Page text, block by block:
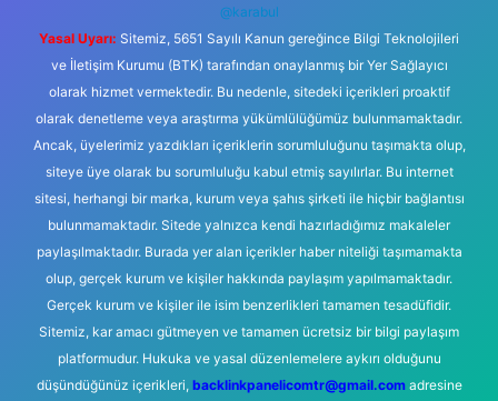
@karabul
Yasal Uyarı: Sitemiz, 5651 Sayılı Kanun gereğince Bilgi Teknolojileri
ve İletişim Kurumu (BTK) tarafından onaylanmış bir Yer Sağlayıcı
olarak hizmet vermektedir. Bu nedenle, sitedeki içerikleri proaktif
olarak denetleme veya araştırma yükümlülüğümüz bulunmamaktadır.
Ancak, üyelerimiz yazdıkları içeriklerin sorumluluğunu taşımakta olup,
siteye üye olarak bu sorumluluğu kabul etmiş sayılırlar. Bu internet
sitesi, herhangi bir marka, kurum veya şahıs şirketi ile hiçbir bağlantısı
bulunmamaktadır. Sitede yalnızca kendi hazırladığımız makaleler
paylaşılmaktadır. Burada yer alan içerikler haber niteliği taşımamakta
olup, gerçek kurum ve kişiler hakkında paylaşım yapılmamaktadır.
Gerçek kurum ve kişiler ile isim benzerlikleri tamamen tesadüfidir.
Sitemiz, kar amacı gütmeyen ve tamamen ücretsiz bir bilgi paylaşım
platformudur. Hukuka ve yasal düzenlemelere aykırı olduğunu
düşündüğünüz içerikleri, backlinkpanelicomtr@gmail.comadresine